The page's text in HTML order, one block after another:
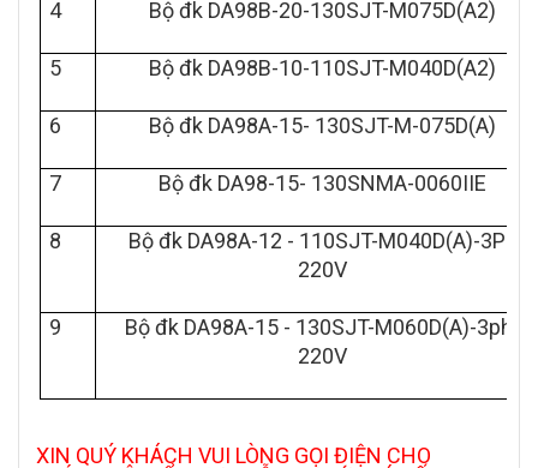
4 Bộ đk DA98B-20-130SJT-M075D(A2)
5 Bộ đk DA98B-10-110SJT-M040D(A2)
6 Bộ đk DA98A-15- 130SJT-M-075D(A)
7 Bộ đk DA98-15- 130SNMA-0060IIE
8
Bộ đk DA98A-12 - 110SJT-M040D(A)-3Ph
220V
9
Bộ đk DA98A-15 - 130SJT-M060D(A)-3ph-
220V
XIN QUÝ KHÁCH VUI LÒNG GỌI ĐIỆN CHO